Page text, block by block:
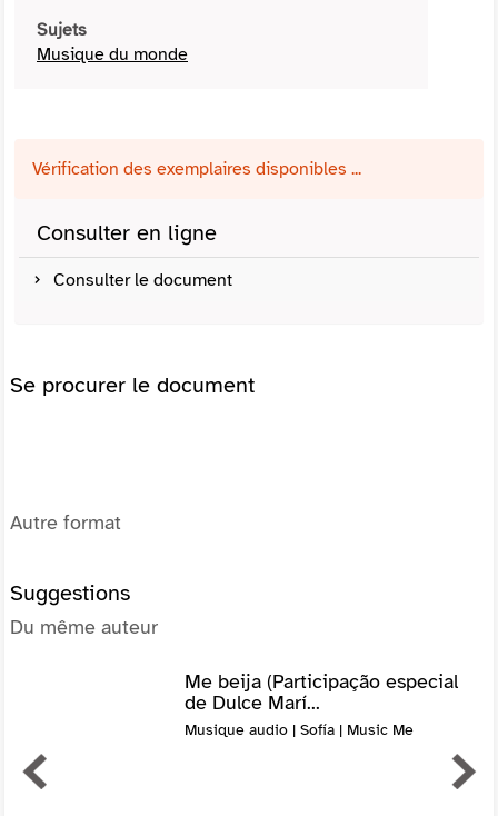
Sujets
Musique du monde
Vérification des exemplaires disponibles ...
Consulter en ligne
Consulter le document
Se procurer le document
Autre format
Suggestions
Du même auteur
Me beija (Participação especial
de Dulce Marí...
Musique audio | Sofía | Music Me